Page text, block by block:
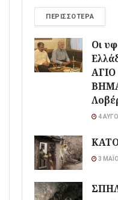
ΠΕΡΙΣΣΌΤΕΡΑ
Οι
ΑΓΙΟ
4
3